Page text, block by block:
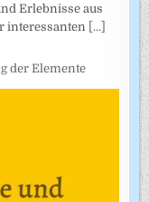
Erlebnisse aus
interessanten [...]
der Elemente